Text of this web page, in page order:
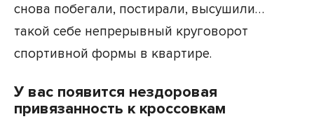
снова побегали, постирали, высушили…
такой себе непрерывный круговорот
спортивной формы в квартире.
У вас появится нездоровая
привязанность к кроссовкам